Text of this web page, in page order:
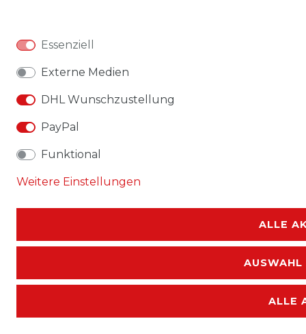
Essenziell
Externe Medien
DHL Wunschzustellung
PayPal
Funktional
Weitere Einstellungen
ALLE
AUSWAHL
ALLE